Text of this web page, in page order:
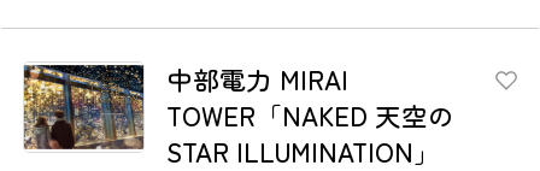
中部電力 MIRAI
TOWER「NAKED 天空の
STAR ILLUMINATION」